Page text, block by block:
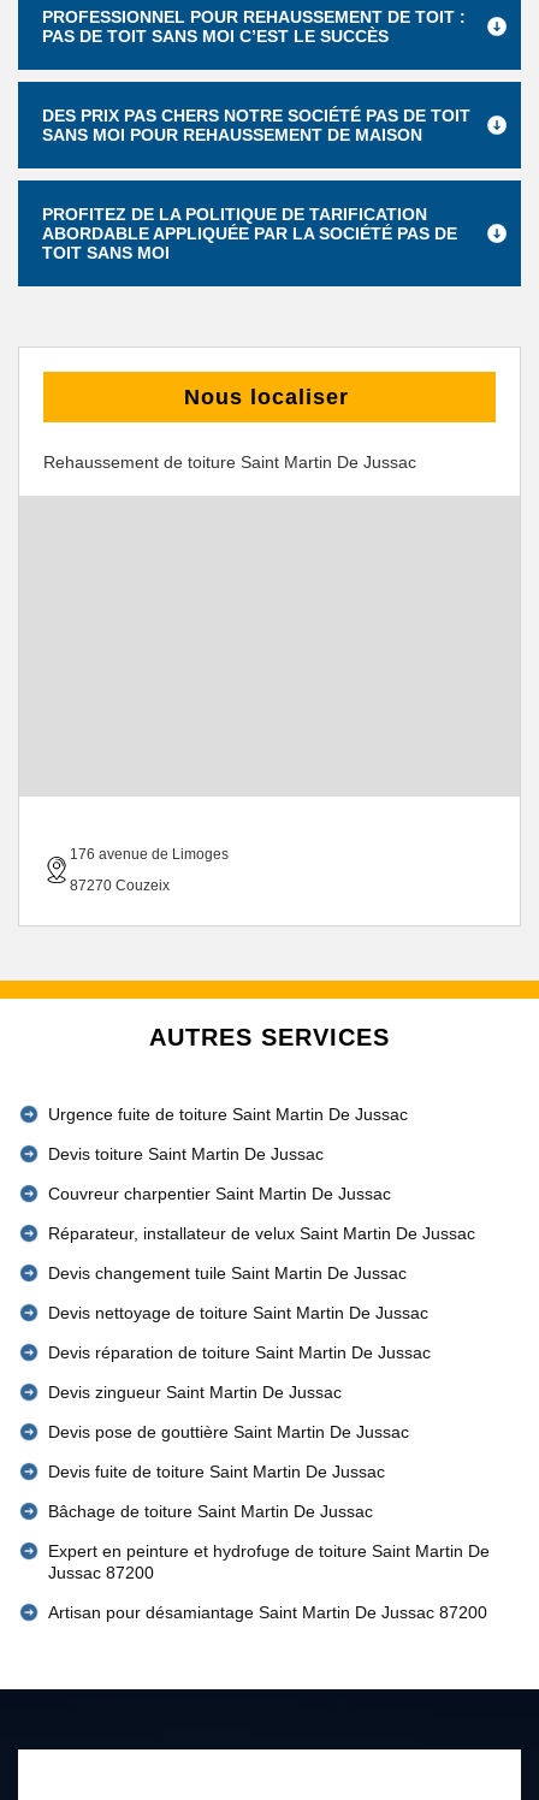
PROFESSIONNEL POUR REHAUSSEMENT DE TOIT :
PAS DE TOIT SANS MOI C’EST LE SUCCÈS
DES PRIX PAS CHERS NOTRE SOCIÉTÉ PAS DE TOIT
SANS MOI POUR REHAUSSEMENT DE MAISON
PROFITEZ DE LA POLITIQUE DE TARIFICATION
ABORDABLE APPLIQUÉE PAR LA SOCIÉTÉ PAS DE
TOIT SANS MOI
Nous localiser
Rehaussement de toiture Saint Martin De Jussac
176 avenue de Limoges
87270 Couzeix
AUTRES SERVICES
Urgence fuite de toiture Saint Martin De Jussac
Devis toiture Saint Martin De Jussac
Couvreur charpentier Saint Martin De Jussac
Réparateur, installateur de velux Saint Martin De Jussac
Devis changement tuile Saint Martin De Jussac
Devis nettoyage de toiture Saint Martin De Jussac
Devis réparation de toiture Saint Martin De Jussac
Devis zingueur Saint Martin De Jussac
Devis pose de gouttière Saint Martin De Jussac
Devis fuite de toiture Saint Martin De Jussac
Bâchage de toiture Saint Martin De Jussac
Expert en peinture et hydrofuge de toiture Saint Martin De
Jussac 87200
Artisan pour désamiantage Saint Martin De Jussac 87200